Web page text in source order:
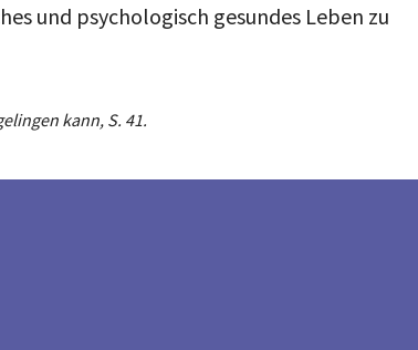
und psychologisch gesundes Leben zu
kann, S. 41.